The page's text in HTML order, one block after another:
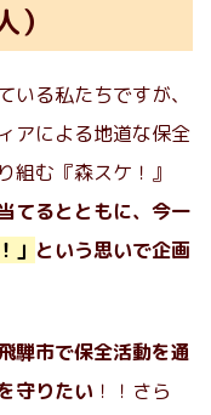
る私たちですが、
アによる地道な保全
組む『森スケ！』
てるとともに、今一
」 という思いで企画
騨市で保全活動を通
守りたい ！！さら